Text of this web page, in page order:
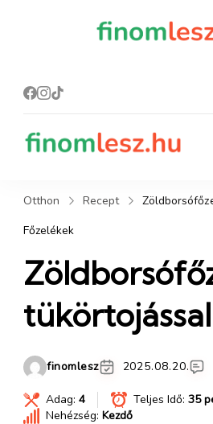
Otthon Recept
Főzelékek
tükörtojással
finomlesz 2025.08.20.
Adag: 4 Teljes Idő: 35
Nehézség: Kezdő